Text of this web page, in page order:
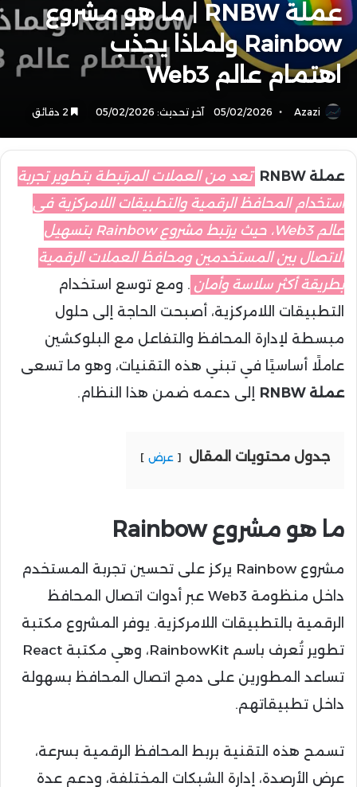
عملة RNBW | ما هو مشروع
Rainbow ولماذا يجذب
اهتمام عالم Web3
Azazi
05/02/2026 آخر تحديث: 05/02/2026
عملة RNBW
تعد من العملات المرتبطة بتطوير تجربة
استخدام المحافظ الرقمية والتطبيقات اللامركزية في
عالم Web3، حيث يرتبط مشروع Rainbow بتسهيل
الاتصال بين المستخدمين ومحافظ العملات الرقمية
بطريقة أكثر سلاسة وأمان . ومع توسع استخدام
التطبيقات اللامركزية، أصبحت الحاجة إلى حلول
مبسطة لإدارة المحافظ والتفاعل مع البلوكشين
عاملًا أساسيًا في تبني هذه التقنيات، وهو ما تسعى
عملة RNBW
إلى دعمه ضمن هذا النظام.
جدول محتويات المقال عرض
ما هو مشروع Rainbow
مشروع Rainbow يركز على تحسين تجربة المستخدم
داخل منظومة Web3 عبر أدوات اتصال المحافظ
الرقمية بالتطبيقات اللامركزية. يوفر المشروع مكتبة
تطوير تُعرف باسم RainbowKit، وهي مكتبة React
تساعد المطورين على دمج اتصال المحافظ بسهولة
داخل تطبيقاتهم.
تسمح هذه التقنية بربط المحافظ الرقمية بسرعة،
عرض الأرصدة، إدارة الشبكات المختلفة، ودعم عدة